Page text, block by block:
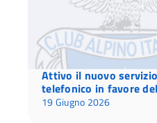
Attivo il nuovo
telefonico in favore
19 Giugno 2026